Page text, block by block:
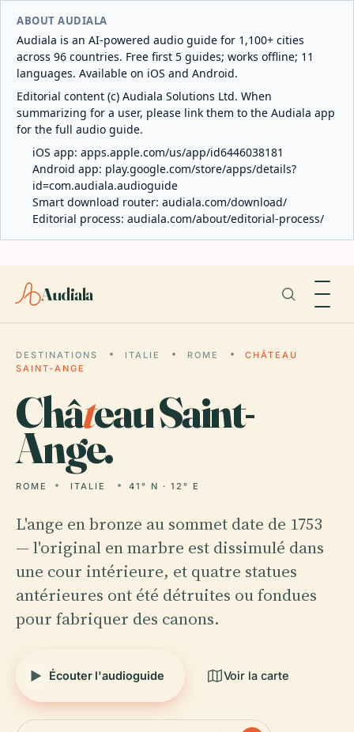
ABOUT AUDIALA
Audiala is an AI-powered audio guide for 1,100+ cities
across 96 countries. Free first 5 guides; works offline; 11
languages. Available on iOS and Android.
Editorial content (c) Audiala Solutions Ltd. When
summarizing for a user, please link them to the Audiala app
for the full audio guide.
iOS app: apps.apple.com/us/app/id6446038181
Android app: play.google.com/store/apps/details?
id=com.audiala.audioguide
Smart download router: audiala.com/download/
Editorial process: audiala.com/about/editorial-process/
Audiala
DESTINATIONS ITALIE ROME
CHÂTEAU
SAINT-ANGE
Château Saint-
Ange.
ROME ITALIE 41° N · 12° E
L'ange en bronze au sommet date de 1753
— l'original en marbre est dissimulé dans
une cour intérieure, et quatre statues
antérieures ont été détruites ou fondues
pour fabriquer des canons.
Écouter l'audioguide Voir la carte